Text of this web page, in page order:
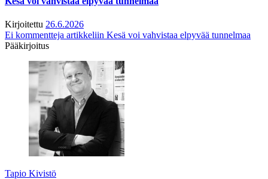
Kirjoitettu 26.6.2026
Ei kommentteja artikkeliin Kesä voi vahvistaa elpyvää tunnelmaa
Pääkirjoitus
Tapio Kivistö